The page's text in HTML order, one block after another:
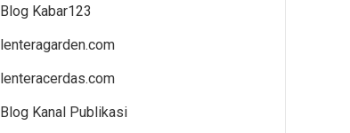
Blog Kabar123
lenteragarden.com
lenteracerdas.com
Blog Kanal Publikasi